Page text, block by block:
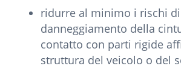
ridurre al minimo i rischi di
danneggiamento della
contatto con parti rigide
struttura del veicolo o del